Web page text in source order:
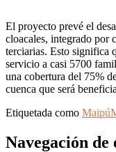
El proyecto prevé el
cloacales, integrado por
terciarias. Esto significa
servicio a casi 5700
una cobertura del 75%
cuenca que será
Etiquetada como Maipú
Navegación de